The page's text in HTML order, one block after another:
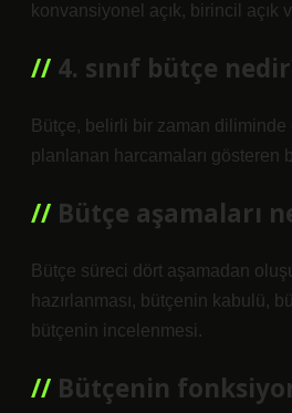
konvansiyonel açık, birincil açık
4. sınıf bütçe
Bütçe, belirli bir zaman
planlanan harcamaları gösteren
Bütçe aşamaları
Bütçe süreci dört aşamadan
hazırlanması, bütçenin kabulü,
bütçenin incelenmesi.
Bütçenin